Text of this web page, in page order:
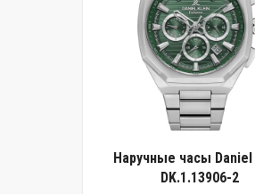
Наручные часы
DK.1.13906-2